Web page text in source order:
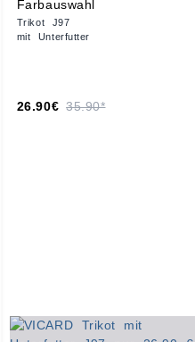
Trikot J97
mit Unterfutter
26.90€ 35.90*